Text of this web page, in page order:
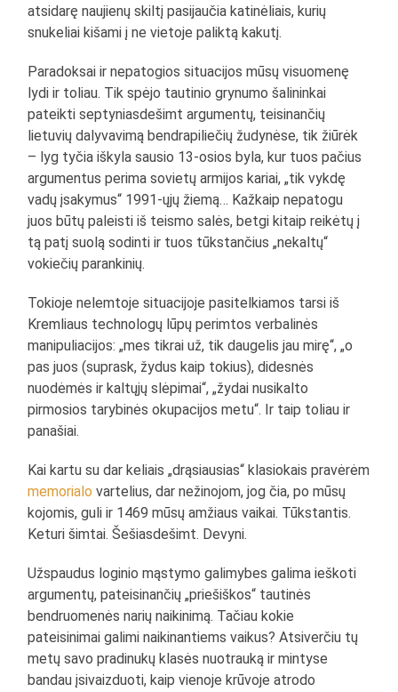
atsidarę naujienų skiltį pasijaučia katinėliais, kurių
snukeliai kišami į ne vietoje paliktą kakutį.
Paradoksai ir nepatogios situacijos mūsų visuomenę
lydi ir toliau. Tik spėjo tautinio grynumo šalininkai
pateikti septyniasdešimt argumentų, teisinančių
lietuvių dalyvavimą bendrapiliečių žudynėse, tik žiūrėk
– lyg tyčia iškyla sausio 13-osios byla, kur tuos pačius
argumentus perima sovietų armijos kariai, „tik vykdę
vadų įsakymus“ 1991-ųjų žiemą… Kažkaip nepatogu
juos būtų paleisti iš teismo salės, betgi kitaip reikėtų į
tą patį suolą sodinti ir tuos tūkstančius „nekaltų“
vokiečių parankinių.
Tokioje nelemtoje situacijoje pasitelkiamos tarsi iš
Kremliaus technologų lūpų perimtos verbalinės
manipuliacijos: „mes tikrai už, tik daugelis jau mirę“, „o
pas juos (suprask, žydus kaip tokius), didesnės
nuodėmės ir kaltųjų slėpimai“, „žydai nusikalto
pirmosios tarybinės okupacijos metu“. Ir taip toliau ir
panašiai.
Kai kartu su dar keliais „drąsiausias“ klasiokais pravėrėm
memorialo vartelius, dar nežinojom, jog čia, po mūsų
kojomis, guli ir 1469 mūsų amžiaus vaikai. Tūkstantis.
Keturi šimtai. Šešiasdešimt. Devyni.
Užspaudus loginio mąstymo galimybes galima ieškoti
argumentų, pateisinančių „priešiškos“ tautinės
bendruomenės narių naikinimą. Tačiau kokie
pateisinimai galimi naikinantiems vaikus? Atsiverčiu tų
metų savo pradinukų klasės nuotrauką ir mintyse
bandau įsivaizduoti, kaip vienoje krūvoje atrodo